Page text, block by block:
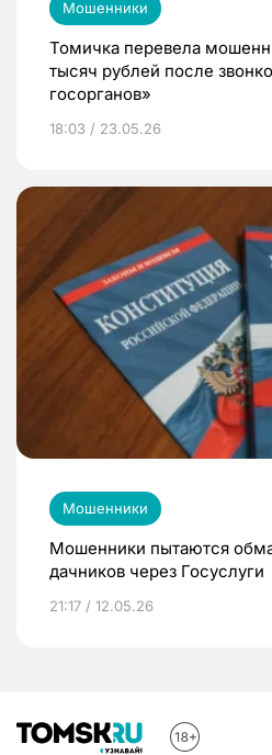
Мошенники
Томичка перевела
тысяч рублей после
госорганов»
18:03 / 23.05.26
Мошенники
Мошенники пытаются
дачников через Госуслуги
21:17 / 12.05.26